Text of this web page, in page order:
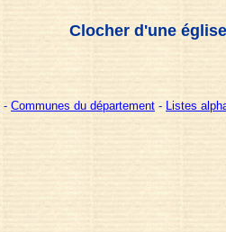
Clocher d'une
- Communes du département - Listes